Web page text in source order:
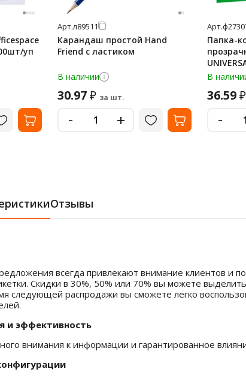
уп
Арт.л89511
Карандаш простой Hand
Friend с ластиком
В наличии
30.97₽ за шт.
- +
Арт.
Папка-
зеленая,
В
36.59₽
-
Отзывы
всегда привлекают внимание клиентов и
Скидки в 30%, 50% или 70% вы можете
следующей распродажи вы сможете легко
и эффективность
внимания к информации и гарантированное